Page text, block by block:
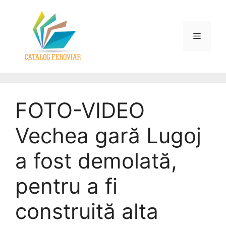
FOTO-VIDEO
Vechea gară Lugoj
a fost demolată,
pentru a fi
construită alta